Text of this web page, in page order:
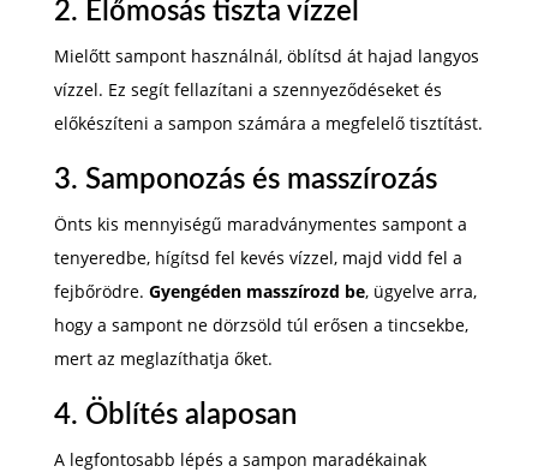
2. Előmosás tiszta vízzel
Mielőtt sampont használnál, öblítsd át hajad langyos
vízzel. Ez segít fellazítani a szennyeződéseket és
előkészíteni a sampon számára a megfelelő tisztítást.
3. Samponozás és masszírozás
Önts kis mennyiségű maradványmentes sampont a
tenyeredbe, hígítsd fel kevés vízzel, majd vidd fel a
fejbőrödre. Gyengéden masszírozd be, ügyelve arra,
hogy a sampont ne dörzsöld túl erősen a tincsekbe,
mert az meglazíthatja őket.
4. Öblítés alaposan
A legfontosabb lépés a sampon maradékainak